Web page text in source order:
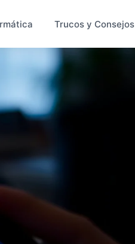
Trucos y Consejos